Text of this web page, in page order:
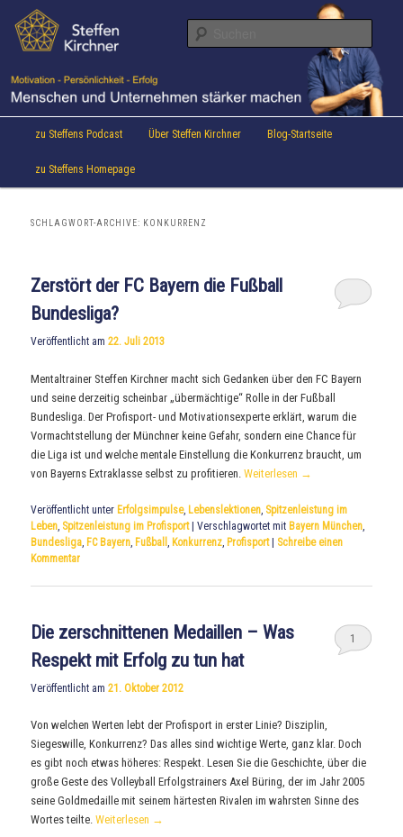
Inhalt
wechseln
sekundären
Inhalt
Steffen Kirchner Blog
Aktuelles von Speaker & Motivationstrainer Steffen Kirchner
Hauptmenü
zu Steffens Podcast Über Steffen Kirchner Blog-Startseite
zu Steffens Homepage
SCHLAGWORT-ARCHIVE: KONKURRENZ
Zerstört der FC Bayern die Fußball
Bundesliga?
Veröffentlicht am22. Juli 2013
Mentaltrainer Steffen Kirchner macht sich Gedanken über den FC Bayern
und seine derzeitig scheinbar „übermächtige“ Rolle in der Fußball
Bundesliga. Der Profisport- und Motivationsexperte erklärt, warum die
Vormachtstellung der Münchner keine Gefahr, sondern eine Chance für
die Liga ist und welche mentale Einstellung die Konkurrenz braucht, um
von Bayerns Extraklasse selbst zu profitieren.Weiterlesen →
Veröffentlicht unter Erfolgsimpulse, Lebenslektionen Spitzenleistung im
Leben Spitzenleistung im Profisport |Verschlagwortet mit Bayern München
Bundesliga FC Bayern Fußball Konkurrenz Profisport | Schreibe einen
Kommentar
Die zerschnittenen Medaillen – Was
Respekt mit Erfolg zu tun hat
Veröffentlicht am21. Oktober 2012
1
Von welchen Werten lebt der Profisport in erster Linie? Disziplin,
Siegeswille, Konkurrenz? Das alles sind wichtige Werte, ganz klar. Doch
es gibt noch etwas höheres: Respekt. Lesen Sie die Geschichte, über die
große Geste des Volleyball Erfolgstrainers Axel Büring, der im Jahr 2005
seine Goldmedaille mit seinem härtesten Rivalen im wahrsten Sinne des
Wortes teilte.Weiterlesen →